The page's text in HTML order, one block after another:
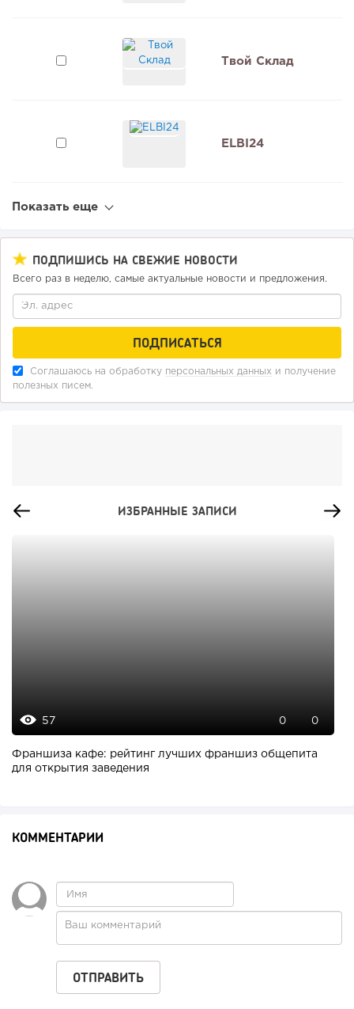
Твой Склад
ELBI24
Показать еще
ПОДПИШИСЬ НА СВЕЖИЕ НОВОСТИ
Всего раз в неделю, самые актуальные новости и предложения.
Соглашаюсь на обработку персональных данных и получение
полезных писем.
ИЗБРАННЫЕ ЗАПИСИ
57 0 0
Франшиза кафе: рейтинг лучших франшиз общепита
для открытия заведения
КОММЕНТАРИИ